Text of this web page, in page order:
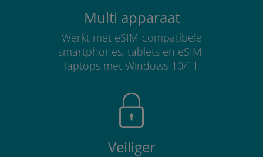
Multi apparaat
Werkt met eSIM-compatibele
smartphones, tablets en eSIM-
laptops met Windows 10/11
Veiliger